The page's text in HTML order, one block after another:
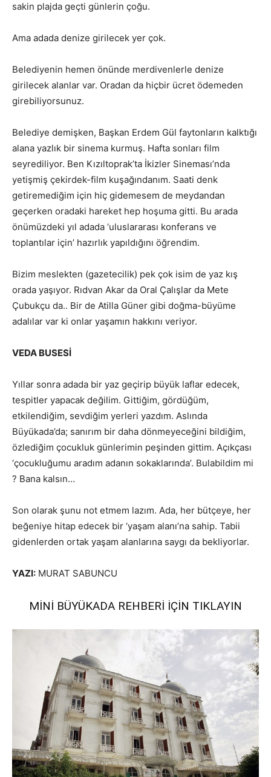
sakin plajda geçti günlerin çoğu.
Ama adada denize girilecek yer çok.
Belediyenin hemen önünde merdivenlerle denize
girilecek alanlar var. Oradan da hiçbir ücret ödemeden
girebiliyorsunuz.
Belediye demişken, Başkan Erdem Gül faytonların kalktığı
alana yazlık bir sinema kurmuş. Hafta sonları film
seyrediliyor. Ben Kızıltoprak’ta İkizler Sineması’nda
yetişmiş çekirdek-film kuşağındanım. Saati denk
getiremediğim için hiç gidemesem de meydandan
geçerken oradaki hareket hep hoşuma gitti. Bu arada
önümüzdeki yıl adada ‘uluslararası konferans ve
toplantılar için’ hazırlık yapıldığını öğrendim.
Bizim meslekten (gazetecilik) pek çok isim de yaz kış
orada yaşıyor. Rıdvan Akar da Oral Çalışlar da Mete
Çubukçu da.. Bir de Atilla Güner gibi doğma-büyüme
adalılar var ki onlar yaşamın hakkını veriyor.
VEDA BUSESİ
Yıllar sonra adada bir yaz geçirip büyük laflar edecek,
tespitler yapacak değilim. Gittiğim, gördüğüm,
etkilendiğim, sevdiğim yerleri yazdım. Aslında
Büyükada’da; sanırım bir daha dönmeyeceğini bildiğim,
özlediğim çocukluk günlerimin peşinden gittim. Açıkçası
‘çocukluğumu aradım adanın sokaklarında’. Bulabildim mi
? Bana kalsın…
Son olarak şunu not etmem lazım. Ada, her bütçeye, her
beğeniye hitap edecek bir ‘yaşam alanı’na sahip. Tabii
gidenlerden ortak yaşam alanlarına saygı da bekliyorlar.
YAZI: MURAT SABUNCU
MİNİ BÜYÜKADA REHBERİ İÇİN TIKLAYIN